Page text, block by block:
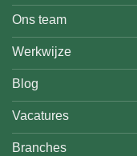
Ons team
Werkwijze
Blog
Vacatures
Branches